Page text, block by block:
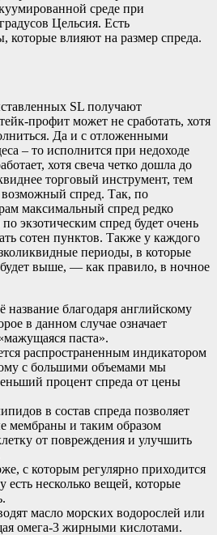
среде при
Цельсия. Есть
которые влияют на размер спреда.
SL получают
профит может не сработать, хотя
Да и с отложенными
– то исполнится при недоходе
хотя свеча четко дошла до
торговый инструмент, тем
спред. Так, по
максимальный спред редко
экзотическим спред будет очень
сотен пунктов. Также у каждого
периоды, в которые
будет выше, — как правило, в ночное
название благодаря английскому
в данном случае означает
паста».
распространенным индикатором
с большими объемами мы
процент спреда от цены
в состав спреда позволяет
мембраны и таким образом
от повреждения и улучшить
с которым регулярно приходится
есть несколько вещей, которые
масло морских водорослей или
омега-3 жирными кислотами.